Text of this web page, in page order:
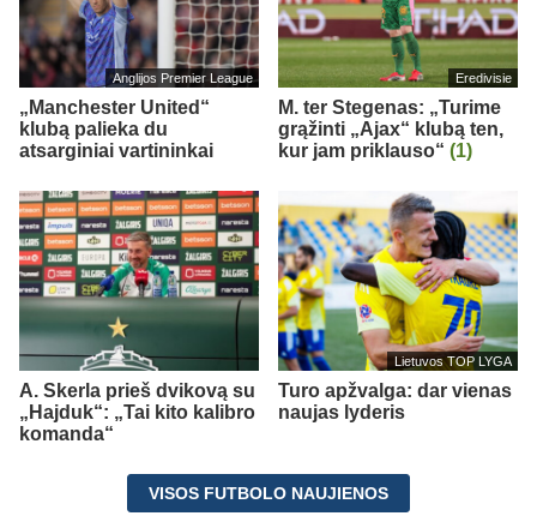
Anglijos Premier League
„Manchester United“
klubą palieka du
atsarginiai vartininkai
Eredivisie
M. ter Stegenas: „Turime
grąžinti „Ajax“ klubą ten,
kur jam priklauso“ (1)
A. Skerla prieš dvikovą su
„Hajduk“: „Tai kito kalibro
komanda“
Lietuvos TOP LYGA
Turo apžvalga: dar vienas
naujas lyderis
VISOS FUTBOLO NAUJIENOS